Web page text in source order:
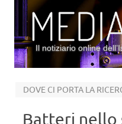
Il notiziario online
Batteri nello